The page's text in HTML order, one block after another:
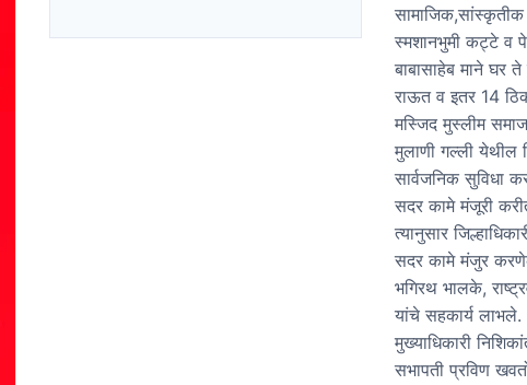
c st ai ar
स्मशानभुमी कट्टे व
बाबासाहेब माने घर
राऊत व इतर 14
मस्जिद मुस्लीम
मुलाणी गल्ली येथील
सार्वजनिक सुविधा
सदर कामे मंजूरी
त्यानुसार
सदर कामे मंजुर
भगिरथ भालके,
यांचे सहकार्य लाभले.
मुख्याधिकारी
सभापती प्रविण